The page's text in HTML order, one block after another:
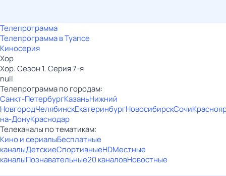
Телепрограмма
Телепрограмма в Туапсе
Киносерия
Хор
Хор. Сезон 1. Серия 7-я
null
Телепрограмма по городам:
Санкт-ПетербургКазаньНижний
НовгородЧелябинскЕкатеринбургНовосибирскСочи
на-ДонуКраснодар
Телеканалы по тематикам:
Кино и сериалыБесплатные
каналыДетскиеСпортивныеHDМестные
каналыПознавательные20 каналовНовостные